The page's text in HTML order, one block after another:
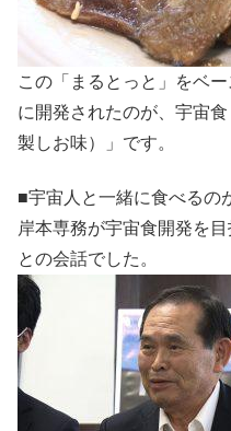
この「まるとっと」をベ
に開発されたのが、宇宙
製しお味）」です。
■宇宙人と一緒に食べるの
岸本専務が宇宙食開発を
との会話でした。